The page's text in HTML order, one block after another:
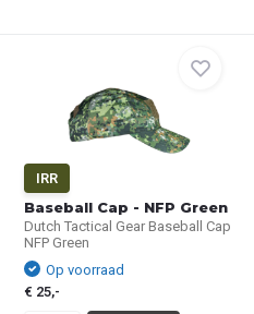
IRR
Baseball Cap - NFP Green
Dutch Tactical Gear Baseball Cap
NFP Green
Op voorraad
€ 25,-